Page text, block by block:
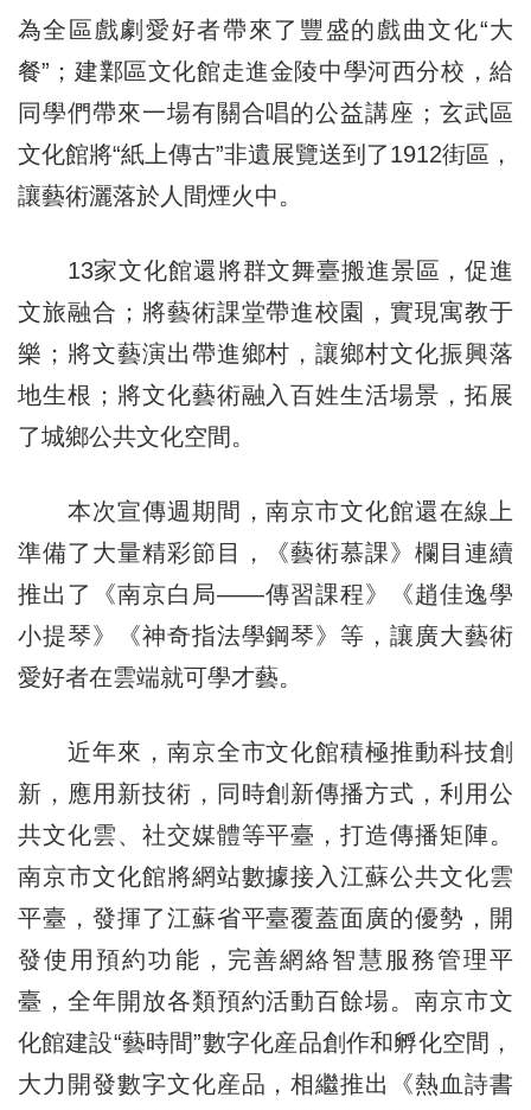
為全區戲劇愛好者帶來了豐盛的戲曲文化“大
餐”；建鄴區文化館走進金陵中學河西分校，給
同學們帶來一場有關合唱的公益講座；玄武區
文化館將“紙上傳古”非遺展覽送到了1912街區，
讓藝術灑落於人間煙火中。
13家文化館還將群文舞臺搬進景區，促進
文旅融合；將藝術課堂帶進校園，實現寓教于
樂；將文藝演出帶進鄉村，讓鄉村文化振興落
地生根；將文化藝術融入百姓生活場景，拓展
了城鄉公共文化空間。
本次宣傳週期間，南京市文化館還在線上
準備了大量精彩節目，《藝術慕課》欄目連續
推出了《南京白局——傳習課程》《趙佳逸學
小提琴》《神奇指法學鋼琴》等，讓廣大藝術
愛好者在雲端就可學才藝。
近年來，南京全市文化館積極推動科技創
新，應用新技術，同時創新傳播方式，利用公
共文化雲、社交媒體等平臺，打造傳播矩陣。
南京市文化館將網站數據接入江蘇公共文化雲
平臺，發揮了江蘇省平臺覆蓋面廣的優勢，開
發使用預約功能，完善網絡智慧服務管理平
臺，全年開放各類預約活動百餘場。南京市文
化館建設“藝時間”數字化産品創作和孵化空間，
大力開發數字文化産品，相繼推出《熱血詩書